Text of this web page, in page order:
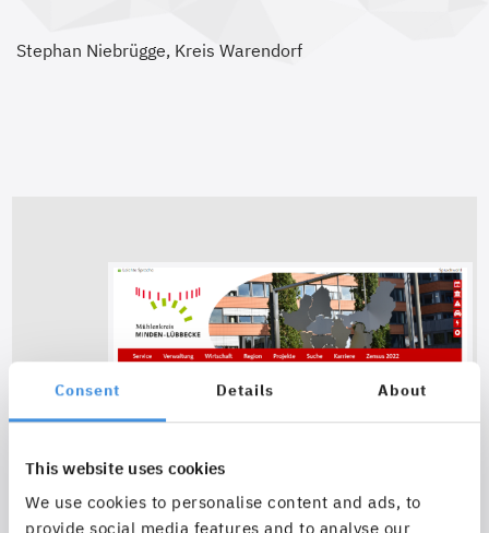
Consent Details About
This website uses cookies
We use cookies to personalise content and ads, to
provide social media features and to analyse our
Stephan Niebrügge, Kreis Warendorf